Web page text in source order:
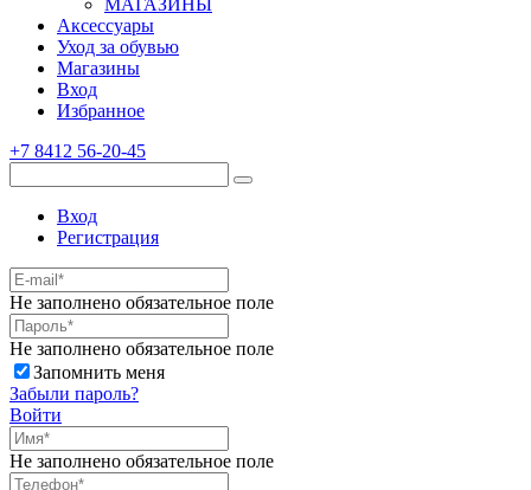
Аксессуары
Уход за обувью
Магазины
Вход
Избранное
+7 8412 56-20-45
Вход
Регистрация
Не заполнено обязательное поле
Не заполнено обязательное поле
Запомнить меня
Забыли пароль?
Войти
Не заполнено обязательное поле